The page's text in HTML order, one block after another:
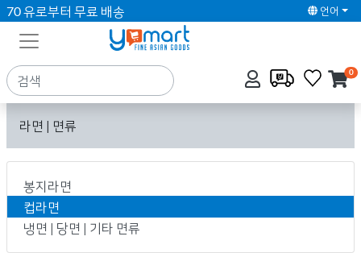
70 유로부터 무료 배송 언어
0
라면 | 면류
봉지라면
컵라면
냉면 | 당면 | 기타 면류